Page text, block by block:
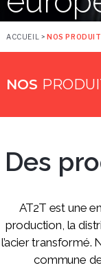
ACCUEIL > NOS
NOS
Des
AT2T est une
production, la
l’acier transformé.
commune